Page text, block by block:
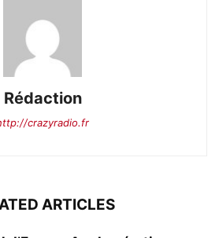
Rédaction
crazyradio.fr
ARTICLES